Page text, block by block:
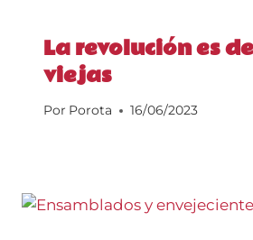
La revolución es
viejas
Por Porota 16/06/2023